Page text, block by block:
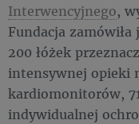
Interwencyjnego,
Fundacja
200 łóżek
intensywnej opieki
kardiomonitorów,
indywidualnej